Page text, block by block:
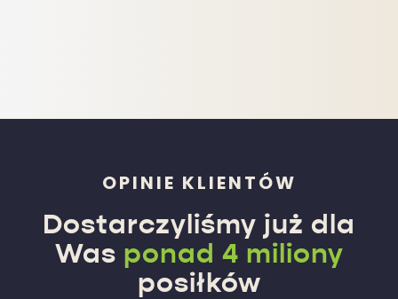
OPINIE KLIENTÓW
Dostarczyliśmy już dla
Was ponad 4 miliony
posiłków